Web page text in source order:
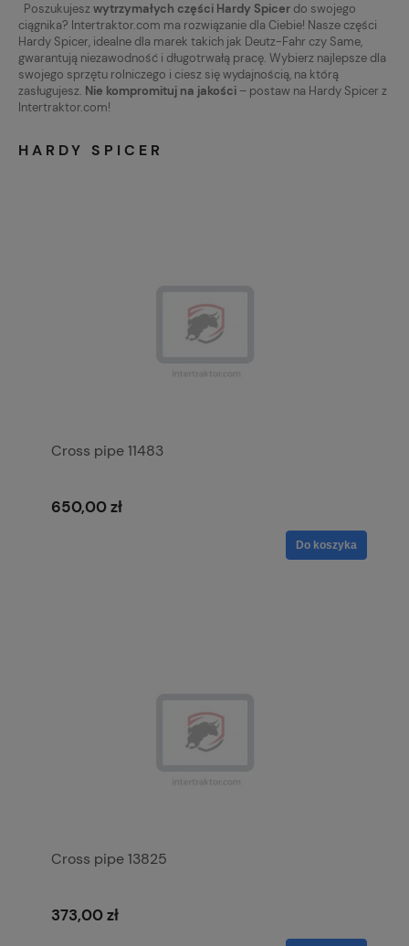
Poszukujesz wytrzymałych części Hardy Spicerdo swojego
ciągnika? Intertraktor.com ma rozwiązanie dla Ciebie! Nasze części
Hardy Spicer, idealne dla marek takich jak Deutz-Fahr czy Same,
gwarantują niezawodność i długotrwałą pracę. Wybierz najlepsze dla
swojego sprzętu rolniczego i ciesz się wydajnością, na którą
zasługujesz. Nie kompromituj na jakości – postaw na Hardy Spicer z
Intertraktor.com!
HARDY SPICER
Cross pipe 11483
650,00 zł
Do koszyka
Cross pipe 13825
373,00 zł